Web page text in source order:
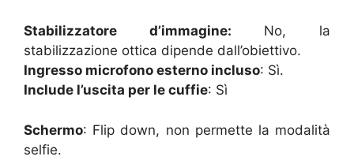
Stabilizzatore d’immagine: No, la
stabilizzazione ottica dipende dall’obiettivo.
Ingresso microfono esterno incluso: Sì.
Include l’uscita per le cuffie: Sì
Schermo: Flip down, non permette la modalità
selfie.